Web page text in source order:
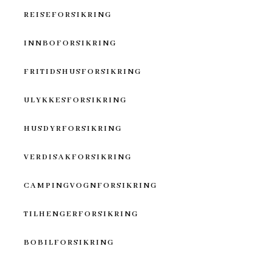
REISEFORSIKRING
INNBOFORSIKRING
FRITIDSHUSFORSIKRING
ULYKKESFORSIKRING
HUSDYRFORSIKRING
VERDISAKFORSIKRING
CAMPINGVOGNFORSIKRING
TILHENGERFORSIKRING
BOBILFORSIKRING